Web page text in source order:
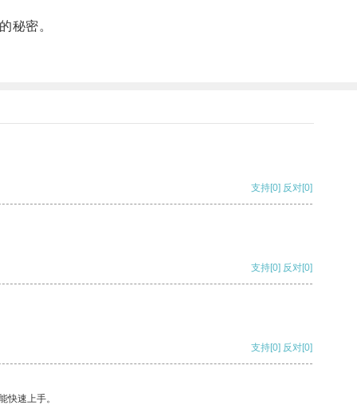
秘密。
支持[0] 反对[0]
支持[0] 反对[0]
支持[0] 反对[0]
快速上手。